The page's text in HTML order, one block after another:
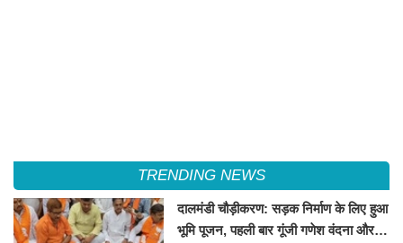
TRENDING NEWS
दालमंडी चौड़ीकरण: सड़क निर्माण के लिए हुआ
भूमि पूजन, पहली बार गूंजी गणेश वंदना और